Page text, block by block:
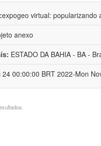
expogeo virtual: popularizando
anexo
ESTADO DA BAHIA - BA -
24 00:00:00 BRT 2022-Mon